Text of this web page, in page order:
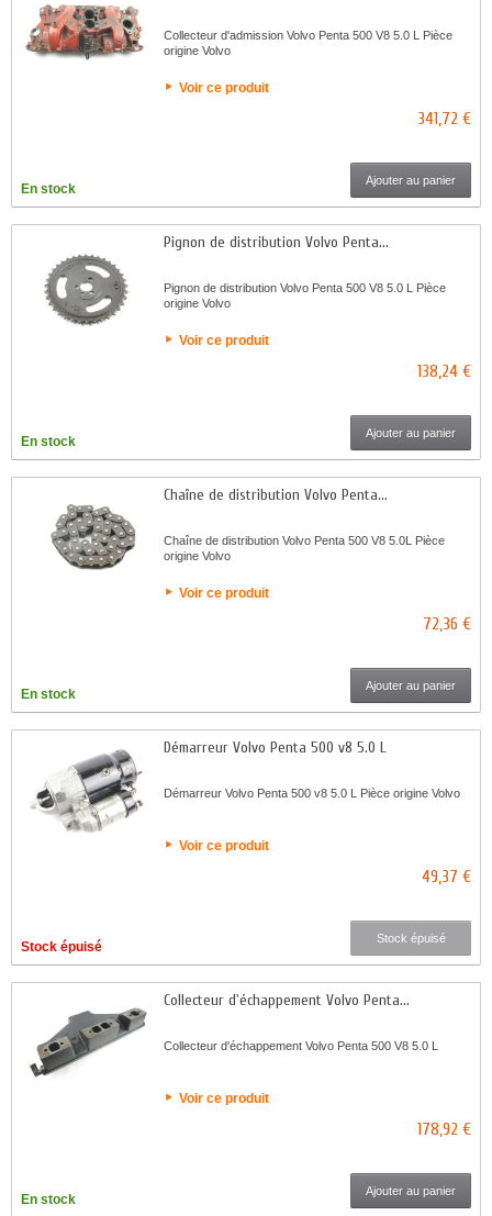
Collecteur d'admission Volvo Penta 500 V8 5.0 L Pièce
origine Volvo
Voir ce produit
341,72 €
En stock
Ajouter au panier
Pignon de distribution Volvo Penta...
Pignon de distribution Volvo Penta 500 V8 5.0 L Pièce
origine Volvo
Voir ce produit
138,24 €
En stock
Ajouter au panier
Chaîne de distribution Volvo Penta...
Chaîne de distribution Volvo Penta 500 V8 5.0L Pièce
origine Volvo
Voir ce produit
72,36 €
En stock
Ajouter au panier
Démarreur Volvo Penta 500 v8 5.0 L
Démarreur Volvo Penta 500 v8 5.0 L Pièce origine Volvo
Voir ce produit
49,37 €
Stock épuisé
Stock épuisé
Collecteur d'échappement Volvo Penta...
Collecteur d'échappement Volvo Penta 500 V8 5.0 L
Voir ce produit
178,92 €
En stock
Ajouter au panier